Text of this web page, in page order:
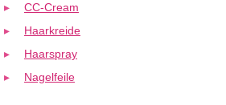
CC-Cream
Haarkreide
Haarspray
Nagelfeile